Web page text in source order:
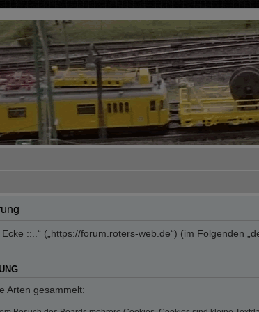
::..“ („https://forum.roters-web.de“) (im Folgenden
Arten gesammelt: